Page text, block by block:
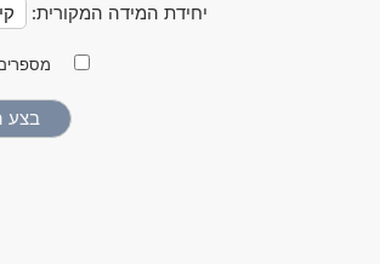
יחידת המידה המקורית: